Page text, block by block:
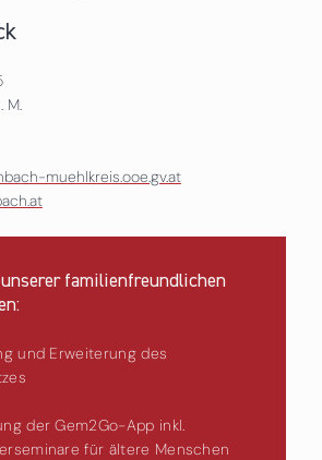
M.
muehlkreis.ooe.gv.at
unserer familienfreundlichen
und Erweiterung des
der Gem2Go-App inkl.
für ältere Menschen